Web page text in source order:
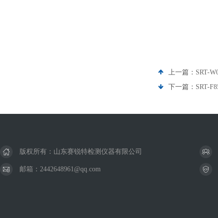
上一篇： SRT-
下一篇： SRT-
版权所有：山东赛锐特检测仪器有限公司
邮箱：2442648961@qq.com